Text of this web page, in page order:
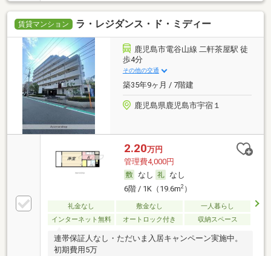
賃貸マンション ラ・レジダンス・ド・ミディー
鹿児島市電谷山線 二軒茶屋駅 徒
歩4分
その他の交通
築35年9ヶ月 / 7階建
鹿児島県鹿児島市宇宿１
2.20万円
管理費4,000円
なし
なし
6階 / 1K（19.6m2）
礼金なし 敷金なし
一人暮らし
インターネット無料
オートロック付き 収納スペース
連帯保証人なし・ただいま入居キャンペーン実施中。
初期費用5万